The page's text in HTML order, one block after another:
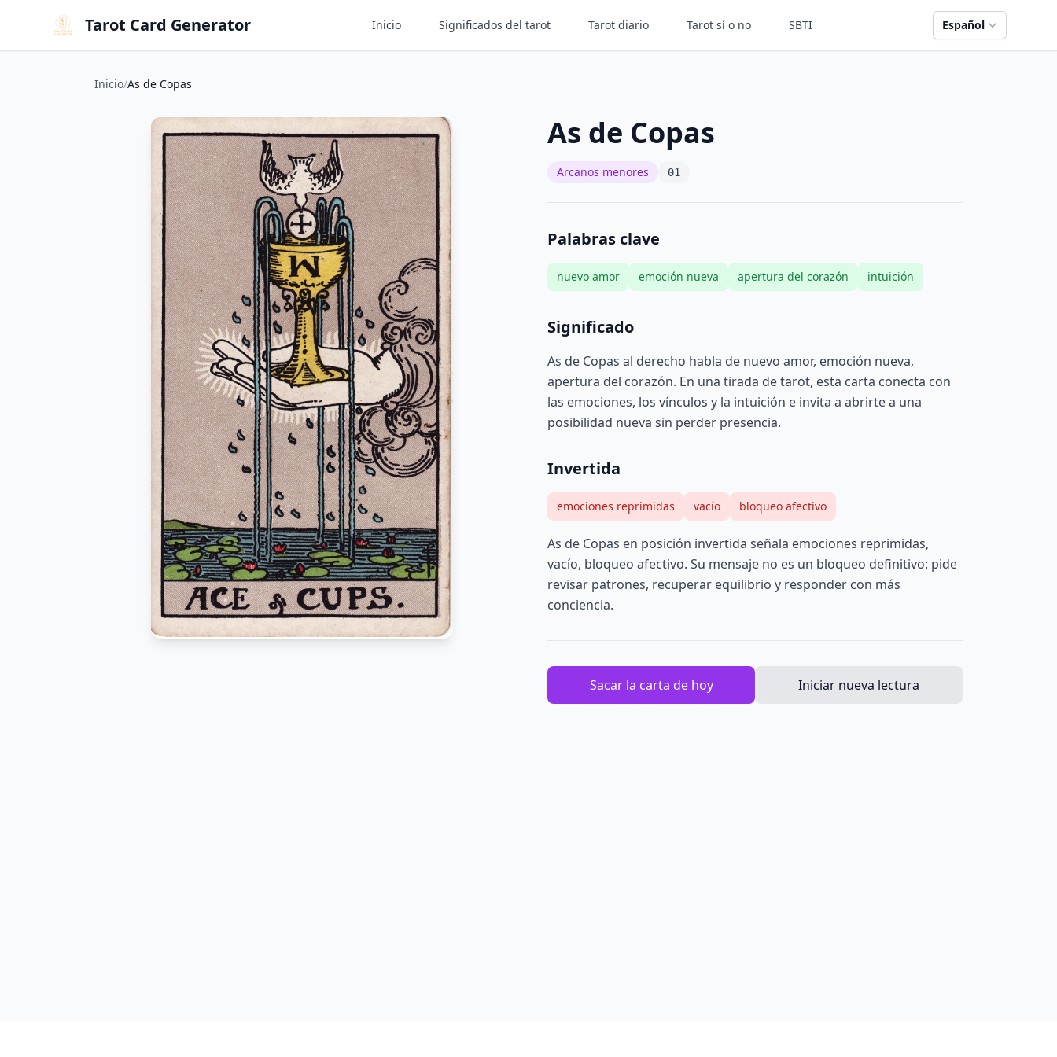
Tarot Card Generator Inicio Significados del tarot Tarot diario Tarot sí o no SBTI Español
Inicio/As de Copas
As de Copas
Arcanos menores 01
Palabras clave
nuevo amor emoción nueva apertura del corazón intuición
Significado
As de Copas al derecho habla de nuevo amor, emoción nueva,
apertura del corazón. En una tirada de tarot, esta carta conecta con
las emociones, los vínculos y la intuición e invita a abrirte a una
posibilidad nueva sin perder presencia.
Invertida
emociones reprimidas vacío bloqueo afectivo
As de Copas en posición invertida señala emociones reprimidas,
vacío, bloqueo afectivo. Su mensaje no es un bloqueo definitivo: pide
revisar patrones, recuperar equilibrio y responder con más
conciencia.
Sacar la carta de hoy Iniciar nueva lectura